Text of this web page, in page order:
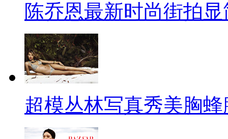
陈乔恩最新时尚街拍
超模丛林写真秀美胸蜂